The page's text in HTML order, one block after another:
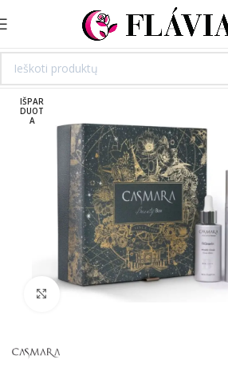
IŠPAR
DUOT
A
Spustelėkite norėdami padidinti